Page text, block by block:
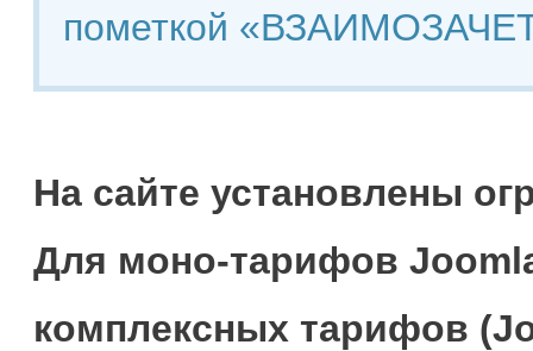
пометкой
На сайте установлены
Для моно-тарифов
комплексных тарифов